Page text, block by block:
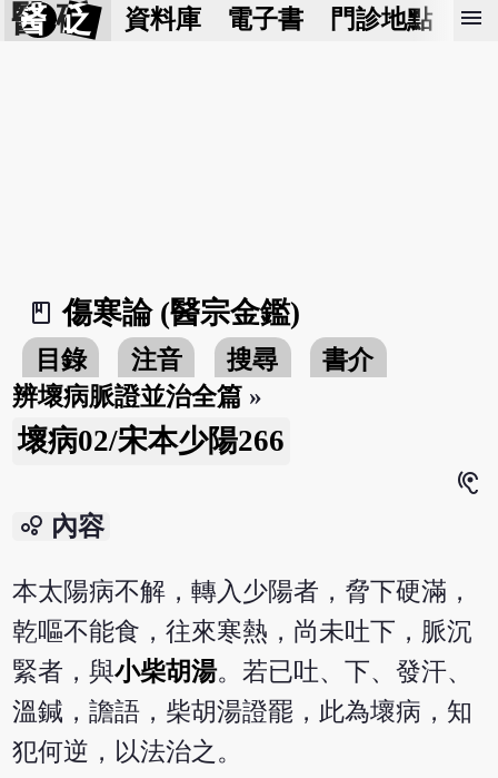
醫 砭 資料庫 電子書 門診地點 預
menu
book_2
傷寒論 (醫宗金鑑)
目錄 注音 搜尋
書介
辨壞病脈證並治全篇 »
壞病02/宋本少陽266
hearing
bubble_chart 內容
本太陽病不解，轉入少陽者，脅下硬滿，
乾嘔不能食，往來寒熱，尚未吐下，脈沉
緊者，與小柴胡湯。若已吐、下、發汗、
溫鍼，譫語，柴胡湯證罷，此為壞病，知
犯何逆，以法治之。